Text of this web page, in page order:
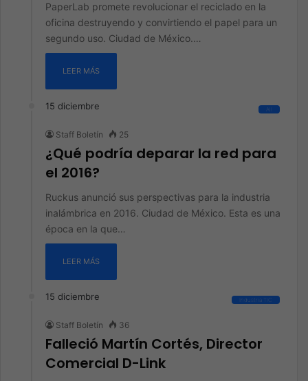
PaperLab promete revolucionar el reciclado en la
oficina destruyendo y convirtiendo el papel para un
segundo uso. Ciudad de México.…
LEER MÁS
15 diciembre All
Staff Boletín 25
¿Qué podría deparar la red para
el 2016?
Ruckus anunció sus perspectivas para la industria
inalámbrica en 2016. Ciudad de México. Esta es una
época en la que…
LEER MÁS
15 diciembre Industria TIC
Staff Boletín 36
Falleció Martín Cortés, Director
Comercial D-Link